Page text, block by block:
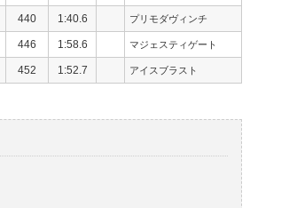
440 1:40.6 プリモダヴィンチ
446 1:58.6 マジェスティゲート
452 1:52.7 アイスブラスト